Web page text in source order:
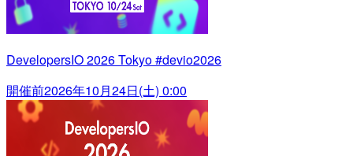
DevelopersIO 2026 Tokyo #devio2026
開催前2026年10月24日(土) 0:00